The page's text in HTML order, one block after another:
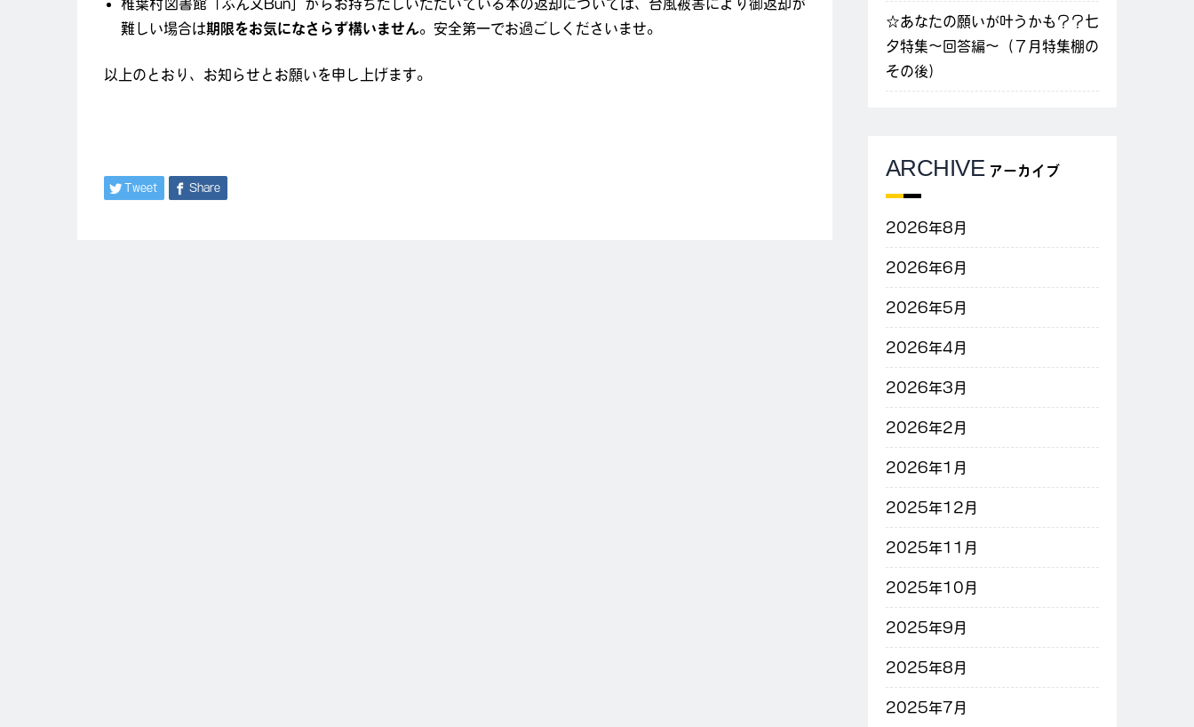
椎葉村図書館「ぶん文Bun」からお持ちだしいただいている本の返却については、台風被害により御返却が
難しい場合は期限をお気になさらず構いません。安全第一でお過ごしくださいませ。
以上のとおり、お知らせとお願いを申し上げます。
Tweet Share
☆あなたの願いが叶うかも？？七
夕特集～回答編～（７月特集棚の
その後）
ARCHIVE アーカイブ
2026年8月
2026年6月
2026年5月
2026年4月
2026年3月
2026年2月
2026年1月
2025年12月
2025年11月
2025年10月
2025年9月
2025年8月
2025年7月